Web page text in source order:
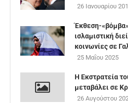
26 Ιανουαρίου
Έκθεση-
ισλαμιστική
κοινωνίες σε
25 Μαΐου 2025
Η Εκστρατεία
μεταβάλει σε
26 Αυγούστου